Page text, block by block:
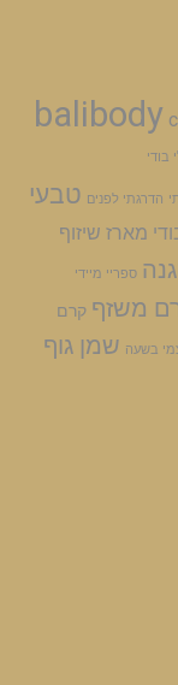
balibody
בודי
הדרגתי לפנים טבעי
מארז שיזוף
ספריי מיידי
משזף קרם
בשעה שמן גוף